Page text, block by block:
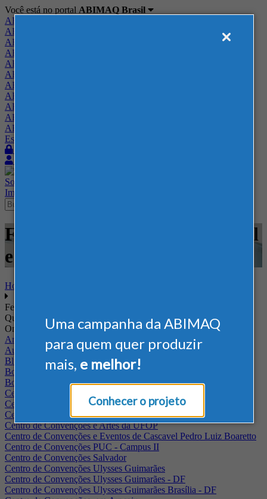
Uma campanha da ABIMAQ
para quem quer produzir
mais, e melhor!
Conhecer o projeto
Você está no portal ABIMAQ Brasil
ABIMAQ Brasil
ABIMAQ Minas Gerais
ABIMAQ Norte-Nordeste
ABIMAQ Paraná
ABIMAQ Piracicaba
ABIMAQ Ribeirão Preto
ABIMAQ Rio de Janeiro
ABIMAQ Rio Grande do Sul
ABIMAQ Santa Catarina
ABIMAQ São Paulo
ABIMAQ Vale do Paraíba
Escritório de Relações Governamentais
Sobre
Imprensa
Feiras - Expominas BH - Naval
e Offshore
Home
Feiras
Quando
Onde
Arena Jaguariuna
Auditório Albano Franco - FIEPA
Blumenau - SC
BolognaFiere
Boulevard Olimpico - RJ
Centro Internacional de Convenções do Brasil, em Brasília
Centro de Convenções - SE
Centro de Convenções de Pernambuco - PE
Centro de Convenções e Artes da UFOP
Centro de Convenções e Eventos de Cascavel Pedro Luiz Boaretto
Centro de Convenções PUC - Campus II
Centro de Convenções Salvador
Centro de Convenções Ulysses Guimarães
Centro de Convenções Ulysses Guimarães - DF
Centro de Convenções Ulysses Guimarães Brasília - DF